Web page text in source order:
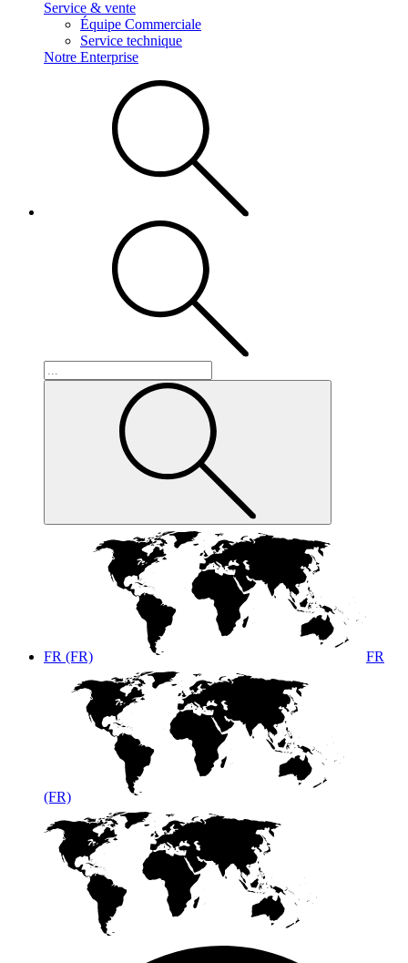
Service & vente
Équipe Commerciale
Service technique
Notre Enterprise
FR (FR) FR
(FR)